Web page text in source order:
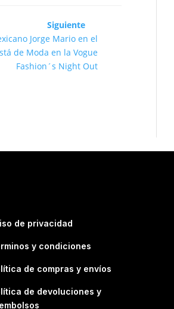
Siguiente
Jorge Mario en el
de Moda en la Vogue
Fashion´s Night Out
de privacidad
y condiciones
de compras y envíos
de devoluciones y